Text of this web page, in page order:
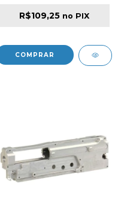
R$109,25 no PIX